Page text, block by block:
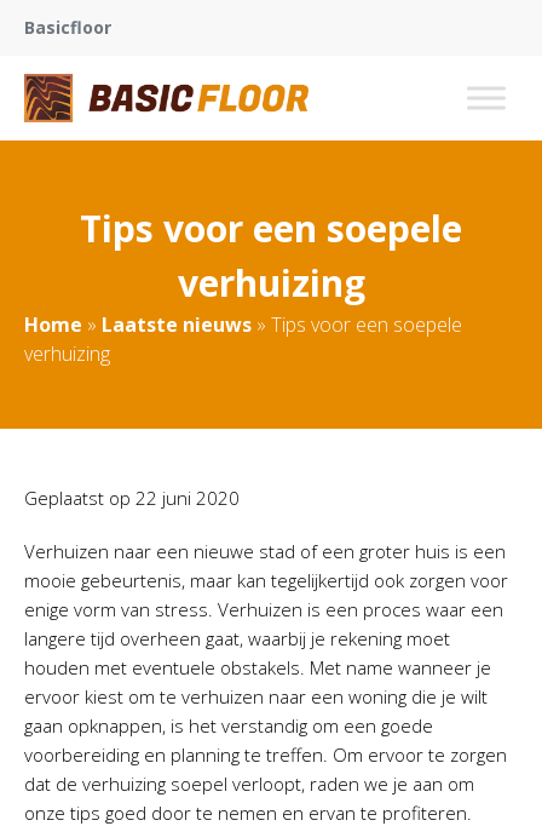
Basicfloor
Tips voor een soepele
verhuizing
Home » Laatste nieuws » Tips voor een soepele
verhuizing
Geplaatst op 22 juni 2020
Verhuizen naar een nieuwe stad of een groter huis is een
mooie gebeurtenis, maar kan tegelijkertijd ook zorgen voor
enige vorm van stress. Verhuizen is een proces waar een
langere tijd overheen gaat, waarbij je rekening moet
houden met eventuele obstakels. Met name wanneer je
ervoor kiest om te verhuizen naar een woning die je wilt
gaan opknappen, is het verstandig om een goede
voorbereiding en planning te treffen. Om ervoor te zorgen
dat de verhuizing soepel verloopt, raden we je aan om
onze tips goed door te nemen en ervan te profiteren.